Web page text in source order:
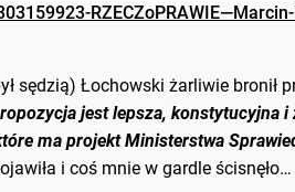
sędzią) Łochowski żarliwie bronił
jest lepsza, konstytucyjna
ma projekt Ministerstwa
i coś mnie w gardle ścisnęło…